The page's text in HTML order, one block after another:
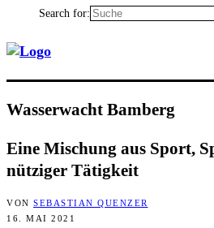
Search for:
Was­ser­wacht Bamberg
Eine Mischung aus Sport,
nüt­zi­ger Tätigkeit
VON SEBASTIAN QUENZER
16. MAI 2021